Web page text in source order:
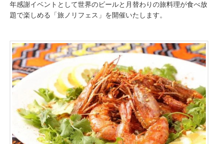
年感謝イベントとして世界のビールと月替わりの旅料理が食べ放
題で楽しめる「旅ノリフェス」を開催いたします。